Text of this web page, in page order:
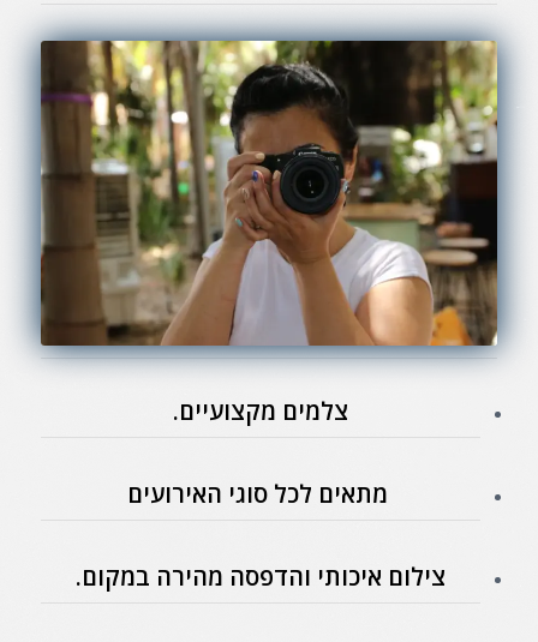
צלמים מקצועיים.
מתאים לכל סוגי האירועים
צילום איכותי והדפסה מהירה במקום.